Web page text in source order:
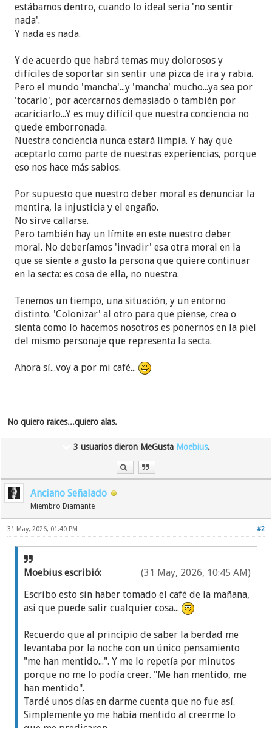
estábamos dentro, cuando lo ideal seria 'no sentir
nada'.
Y nada es nada.
Y de acuerdo que habrá temas muy dolorosos y
difíciles de soportar sin sentir una pizca de ira y rabia.
Pero el mundo 'mancha'...y 'mancha' mucho...ya sea por
'tocarlo', por acercarnos demasiado o también por
acariciarlo...Y es muy difícil que nuestra conciencia no
quede emborronada.
Nuestra conciencia nunca estará limpia. Y hay que
aceptarlo como parte de nuestras experiencias, porque
eso nos hace más sabios.
Por supuesto que nuestro deber moral es denunciar la
mentira, la injusticia y el engaño.
No sirve callarse.
Pero también hay un límite en este nuestro deber
moral. No deberíamos 'invadir' esa otra moral en la
que se siente a gusto la persona que quiere continuar
en la secta: es cosa de ella, no nuestra.
Tenemos un tiempo, una situación, y un entorno
distinto. 'Colonizar' al otro para que piense, crea o
sienta como lo hacemos nosotros es ponernos en la piel
del mismo personaje que representa la secta.
Ahora sí...voy a por mi café...
No quiero raices...quiero alas.
3 usuarios dieron MeGusta Moebius.
Anciano Señalado
Miembro Diamante
#2
31 May, 2026, 01:40 PM
(31 May, 2026, 10:45 AM)
Moebius escribió:
Escribo esto sin haber tomado el café de la mañana,
asi que puede salir cualquier cosa...
Recuerdo que al principio de saber la berdad me
levantaba por la noche con un único pensamiento
"me han mentido...". Y me lo repetía por minutos
porque no me lo podía creer. "Me han mentido, me
han mentido".
Tardé unos días en darme cuenta que no fue así.
Simplemente yo me habia mentido al creerme lo
que me predicaron.